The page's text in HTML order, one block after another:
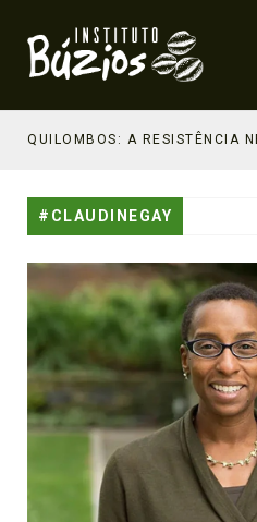
QUILOMBOS: A RESISTÊNCIA
#CLAUDINEGAY